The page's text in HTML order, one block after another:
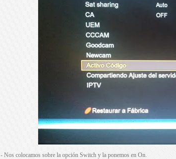
- Nos colocamos sobre la opción Switch y la ponemos en On.